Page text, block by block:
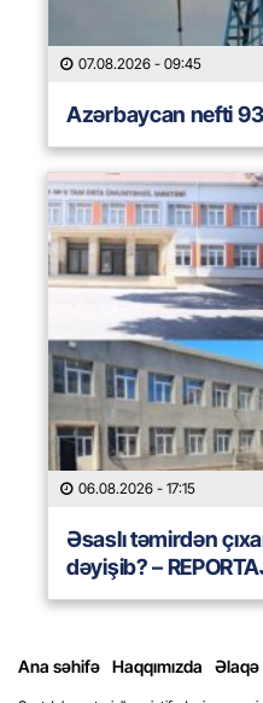
07.08.2026 - 09:45
Azərbaycan nefti 93
06.08.2026 - 17:15
Əsaslı təmirdən
dəyişib? –
Ana səhifə Haqqımızda Əlaqə